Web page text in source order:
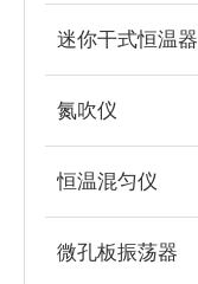
迷你干式恒温器
氮吹仪
恒温混匀仪
微孔板振荡器